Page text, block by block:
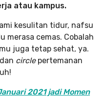
atau kampus.
kesulitan tidur, nafsu
merasa cemas. Cobalah
juga tetap sehat, ya.
circlepertemanan
2021 jadi Momen